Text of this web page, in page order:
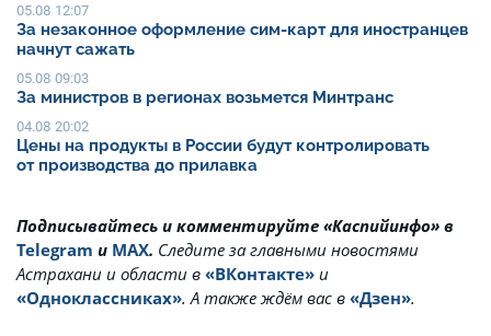
05.08 12:07
За незаконное оформление сим-карт для иностранцев
начнут сажать
05.08 09:03
За министров в регионах возьмется Минтранс
04.08 20:02
Цены на продукты в России будут контролировать
от производства до прилавка
Подписывайтесь и комментируйте «Каспийинфо» в
Telegram и MAX. Cледите за главными новостями
Астрахани и области в «ВКонтакте» и
«Одноклассниках». А также ждём вас в «Дзен».